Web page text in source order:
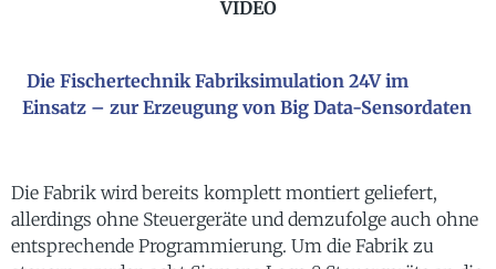
VIDEO
Die Fischertechnik Fabriksimulation 24V im
Einsatz – zur Erzeugung von Big Data-Sensordaten
Die Fabrik wird bereits komplett montiert geliefert,
allerdings ohne Steuergeräte und demzufolge auch ohne
entsprechende Programmierung. Um die Fabrik zu